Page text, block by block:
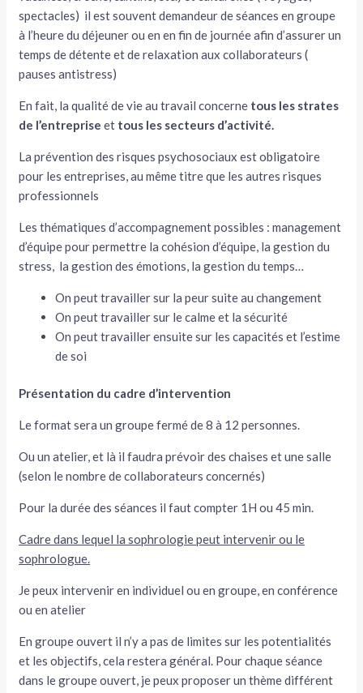
spectacles) il est souvent demandeur de séances en groupe
à l’heure du déjeuner ou en en fin de journée afin d’assurer un
temps de détente et de relaxation aux collaborateurs (
pauses antistress)
En fait, la qualité de vie au travail concerne tous les strates
de l’entrepriseet tous les secteurs d’activité.
La prévention des risques psychosociaux est obligatoire
pour les entreprises, au même titre que les autres risques
professionnels
Les thématiques d’accompagnement possibles : management
d’équipe pour permettre la cohésion d’équipe, la gestion du
stress, la gestion des émotions, la gestion du temps…
On peut travailler sur la peur suite au changement
On peut travailler sur le calme et la sécurité
On peut travailler ensuite sur les capacités et l’estime
de soi
Présentation du cadre d’intervention
Le format sera un groupe fermé de 8 à 12 personnes.
Ou un atelier, et là il faudra prévoir des chaises et une salle
(selon le nombre de collaborateurs concernés)
Pour la durée des séances il faut compter 1H ou 45 min.
Cadre dans lequel la sophrologie peut intervenir ou le
sophrologue.
Je peux intervenir en individuel ou en groupe, en conférence
ou en atelier
En groupe ouvert il n’y a pas de limites sur les potentialités
et les objectifs, cela restera général. Pour chaque séance
dans le groupe ouvert, je peux proposer un thème différent